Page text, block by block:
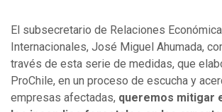
El subsecretario de Relaciones
Internacionales, José Miguel Ahumada,
través de esta serie de medidas, que
ProChile, en un proceso de escucha y
empresas afectadas, queremos mitigar